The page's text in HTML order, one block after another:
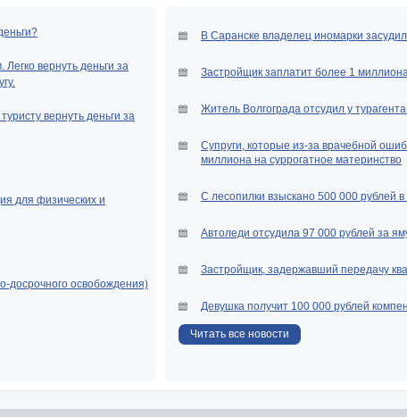
вернуть деньги за
вернуть деньги за
для физических и
досрочного освобождения)
В Саранске владелец иномарки
Застройщик заплатит более 1
Житель Волгограда отсудил у
Супруги, которые из-за врачебной
миллиона на суррогатное материнство
С лесопилки взыскано 500 000 рублей
Автоледи отсудила 97 000 рублей за
Застройщик, задержавший передачу
Девушка получит 100 000 рублей
Читать все новости